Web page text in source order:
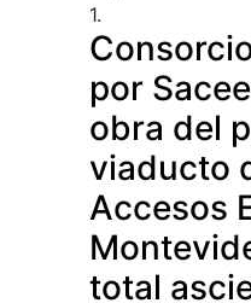
1.
por
obra del
viaducto
Accesos
total